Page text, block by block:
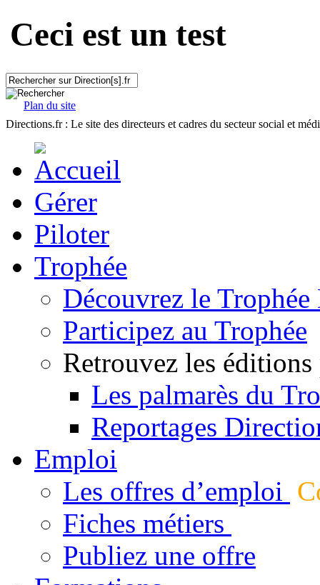
Ceci est un test
Plan du site
Directions.fr : Le site des directeurs et cadres du secteur social et
Gérer
Piloter
Trophée
Découvrez le
Participez au Trophée
Retrouvez les éditions
Les palmarès du
Reportages
Emploi
Les offres d’emploi
Fiches métiers
Publiez une offre